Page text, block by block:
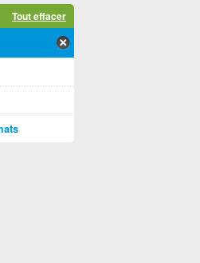
Tout effacer